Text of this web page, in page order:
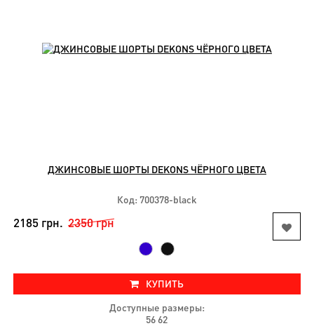
ДЖИНСОВЫЕ ШОРТЫ DEKONS ЧЁРНОГО ЦВЕТА
Код: 700378-black
2185 грн. 2350 грн
КУПИТЬ
Доступные размеры:
56 62